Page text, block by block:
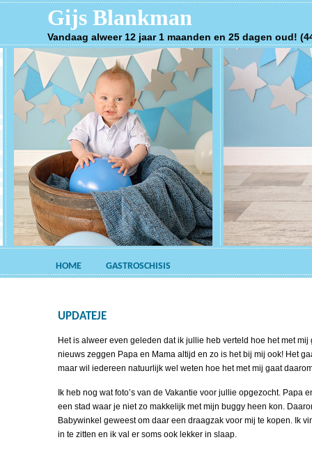
Gijs Blankman
Vandaag alweer 12 jaar 1 maanden en 25 dagen oud!
HOME GASTROSCHISIS
UPDATEJE
Het is alweer even geleden dat ik jullie heb verteld hoe het met
nieuws zeggen Papa en Mama altijd en zo is het bij mij ook! Het
maar wil iedereen natuurlijk wel weten hoe het met mij gaat
Ik heb nog wat foto’s van de Vakantie voor jullie opgezocht. Papa
een stad waar je niet zo makkelijk met mijn buggy heen kon.
Babywinkel geweest om daar een draagzak voor mij te kopen. Ik
in te zitten en ik val er soms ook lekker in slaap.